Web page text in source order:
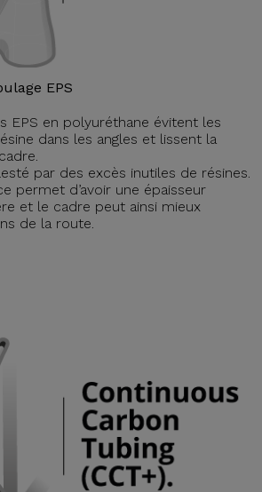
EPS
EPS en polyuréthane évitent les
dans les angles et lissent la
par des excès inutiles de résines.
permet d’avoir une épaisseur
et le cadre peut ainsi mieux
de la route.